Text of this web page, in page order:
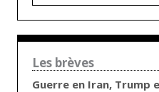
Les brèves
Guerre en Iran, Trump